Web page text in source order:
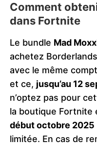
Comment
dans Fortnite
Le bundle Mad
achetez
avec le même
et ce, jusqu’au 12
n’optez pas pour
la boutique Fortnite
début octobre 2025
limitée. En cas de